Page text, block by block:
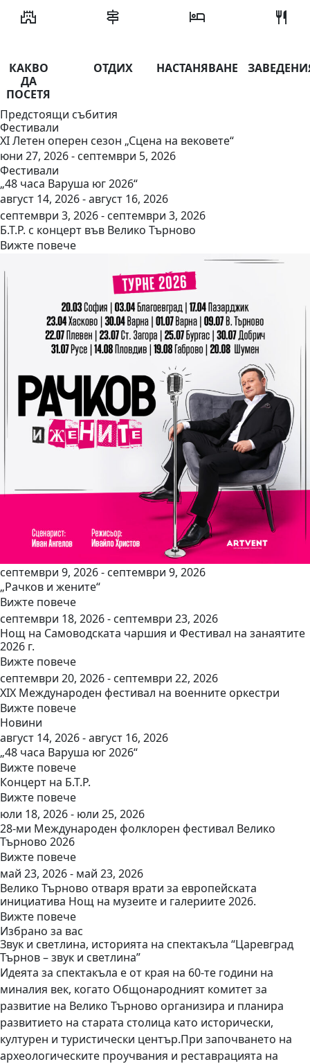
castle
КАКВО
ДА
ПОСЕТЯ
signpost
ОТДИХ
hotel
НАСТАНЯВАНЕ
restaurant
Предстоящи събития
Фестивали
ХІ Летен оперен сезон „Сцена на вековете“
юни 27, 2026 - септември 5, 2026
Фестивали
„48 часа Варуша юг 2026“
август 14, 2026 - август 16, 2026
септември 3, 2026 - септември 3, 2026
Б.Т.Р. с концерт във Велико Търново
Вижте повече
септември 9, 2026 - септември 9, 2026
„Рачков и жените“
Вижте повече
септември 18, 2026 - септември 23, 2026
Нощ на Самоводската чаршия и Фестивал на занаятите
2026 г.
Вижте повече
септември 20, 2026 - септември 22, 2026
ХІХ Международен фестивал на военните оркестри
Вижте повече
Новини
август 14, 2026 - август 16, 2026
„48 часа Варуша юг 2026“
Вижте повече
Концерт на Б.Т.Р.
Вижте повече
юли 18, 2026 - юли 25, 2026
28-ми Международен фолклорен фестивал Велико
Търново 2026
Вижте повече
май 23, 2026 - май 23, 2026
Велико Търново отваря врати за европейската
инициатива Нощ на музеите и галериите 2026.
Вижте повече
Избрано за вас
Звук и светлина, историята на спектакъла “Царевград
Търнов – звук и светлина”
Идеята за спектакъла е от края на 60-те години на
миналия век, когато Общонародният комитет за
развитие на Велико Търново организира и планира
развитието на старата столица като исторически,
културен и туристически център.При започването на
археологическите проучвания и реставрацията на